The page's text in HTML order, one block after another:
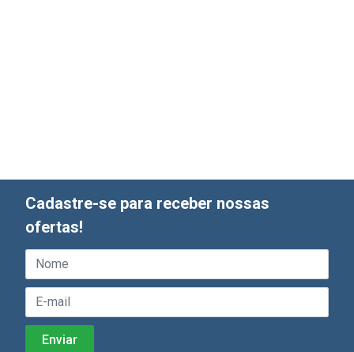
Cadastre-se para receber nossas
ofertas!